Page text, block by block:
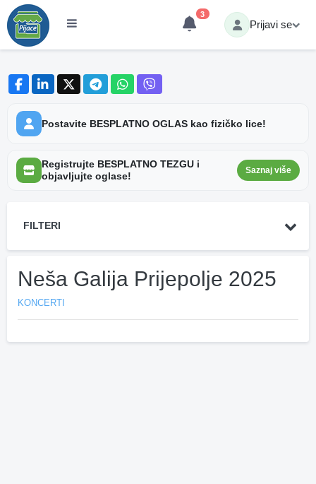
3
Prijavi se
Postavite BESPLATNO OGLAS kao fizičko lice!
Registrujte BESPLATNO TEZGU i
objavljujte oglase!
Saznaj više
FILTERI
Neša Galija Prijepolje 2025
KONCERTI